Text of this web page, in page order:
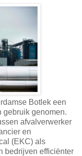
Botlek een
gebruik genomen.
afvalverwerker
en
(EKC) als
bedrijven efficiënter